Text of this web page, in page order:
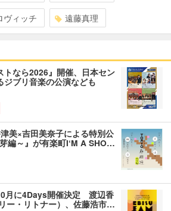
ヴィッチ 遠藤真理
トなら2026』開催、日本セン
ブリ音楽の公演なども
美×吉田美奈子による特別公
編～』が有楽町I‘M A SHO…
月に4Days開催決定 渡辺香
ー・リトナー）、佐藤浩市…